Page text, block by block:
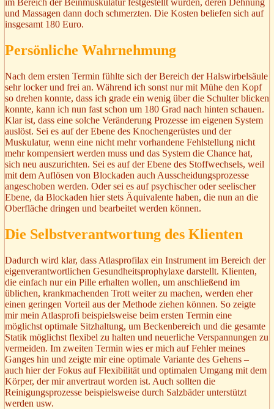
im Bereich der Beinmuskulatur festgestellt wurden, deren Dehnung
und Massagen dann doch schmerzten. Die Kosten beliefen sich auf
insgesamt 180 Euro.
Persönliche Wahrnehmung
Nach dem ersten Termin fühlte sich der Bereich der Halswirbelsäule
sehr locker und frei an. Während ich sonst nur mit Mühe den Kopf
so drehen konnte, dass ich grade ein wenig über die Schulter blicken
konnte, kann ich nun fast schon um 180 Grad nach hinten schauen.
Klar ist, dass eine solche Veränderung Prozesse im eigenen System
auslöst. Sei es auf der Ebene des Knochengerüstes und der
Muskulatur, wenn eine nicht mehr vorhandene Fehlstellung nicht
mehr kompensiert werden muss und das System die Chance hat,
sich neu auszurichten. Sei es auf der Ebene des Stoffwechsels, weil
mit dem Auflösen von Blockaden auch Ausscheidungsprozesse
angeschoben werden. Oder sei es auf psychischer oder seelischer
Ebene, da Blockaden hier stets Äquivalente haben, die nun an die
Oberfläche dringen und bearbeitet werden können.
Die Selbstverantwortung des Klienten
Dadurch wird klar, dass Atlasprofilax ein Instrument im Bereich der
eigenverantwortlichen Gesundheitsprophylaxe darstellt. Klienten,
die einfach nur ein Pille erhalten wollen, um anschließend im
üblichen, krankmachenden Trott weiter zu machen, werden eher
einen geringen Vorteil aus der Methode ziehen können. So zeigte
mir mein Atlasprofi beispielsweise beim ersten Termin eine
möglichst optimale Sitzhaltung, um Beckenbereich und die gesamte
Statik möglichst flexibel zu halten und neuerliche Verspannungen zu
vermeiden. Im zweiten Termin wies er mich auf Fehler meines
Ganges hin und zeigte mir eine optimale Variante des Gehens –
auch hier der Fokus auf Flexibilität und optimalen Umgang mit dem
Körper, der mir anvertraut worden ist. Auch sollten die
Reinigungsprozesse beispielsweise durch Salzbäder unterstützt
werden usw.